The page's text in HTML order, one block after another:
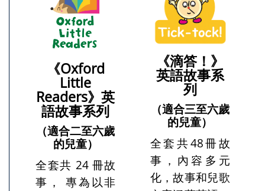
《Oxford
Little
Readers》英
語故事系列
（適合二至六歲
的兒童）
全套共 24 冊故
事， 專為以非
《滴答！》
英語故事系
列
（適合三至六歲
的兒童）
全套共48冊故
事，內容多元
化，故事和兒歌